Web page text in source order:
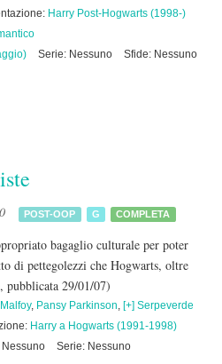
Harry Post-Hogwarts (1998-)
Serie: Nessuno
Sfide: Nessuno
POST-OOP G COMPLETA
bagaglio culturale per poter
di pettegolezzi che Hogwarts, oltre
pubblicata 29/01/07)
, Pansy Parkinson, [+] Serpeverde
Harry a Hogwarts (1991-1998)
Serie: Nessuno